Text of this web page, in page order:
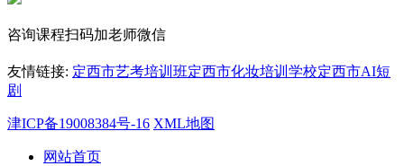
咨询课程扫码加老师微信
友情链接: 定西市艺考培训班定西市化妆培训学校定西市AI短
剧
津ICP备19008384号-16 XML地图
网站首页